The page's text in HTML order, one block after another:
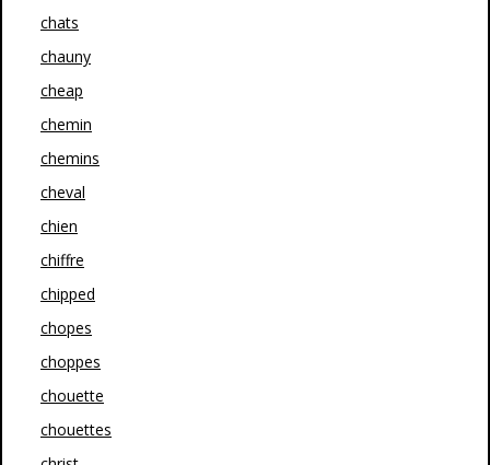
chats
chauny
cheap
chemin
chemins
cheval
chien
chiffre
chipped
chopes
choppes
chouette
chouettes